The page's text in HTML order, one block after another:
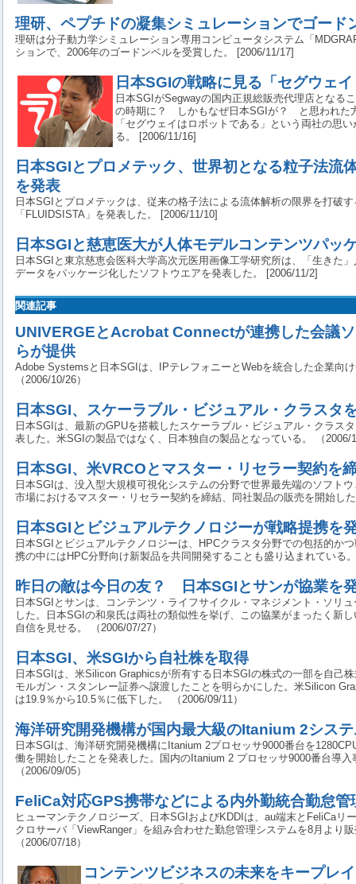
理研、ペプチドの凝集シミュレーションでゴード
理研は分子動力学シミュレーション専用コンピュータシステム「
ションで、2006年のゴードンベルを受賞した。 [2006/11/17]
日本SGIの戦略に見る「セグウェ
日本SGIがSegwayの国内正規総販売代理店となる
の時期に？ しかもなぜ日本SGIが？ と思われた
「セグウェイはロボットである」という両社の思
る。 [2006/11/16]
日本SGIとプロメテック、世界初となる粒子法流
を発表
日本SGIとプロメテックは、従来の格子法による流体解析の限界を打破
「FLUIDSISTA」を発表した。 [2006/11/10]
日本SGIと慈恵医大が人体モデルコンテンツパッ
日本SGIと東京慈恵会医科大学高次元医用画像工学研究所は、「生きた
データをパッケージ化したソフトウエアを発表した。 [2006/11/2]
関連記事
UNIVERGEとAcrobat Connectが連携した会議
らが提供
Adobe Systemsと日本SGIは、IPテレフォニーとWebを統合した企業向
（2006/10/26）
日本SGI、スケーラブル・ビジュアル・クラスタ
日本SGIは、最新のGPUを搭載したスケーラブル・ビジュアル・クラス
表した。米SGIの製品ではなく、日本独自の製品となっている。 （2006/
日本SGI、米VRCOとマスター・リセラー契約を
日本SGIは、没入型大規模可視化システムの分野で世界最先端のソフト
市場におけるマスター・リセラー契約を締結、同社製品の販売を開始し
日本SGIとビジュアルテクノロジーが戦略提携を
日本SGIとビジュアルテクノロジーは、HPCクラスタ分野での包括的か
携の中にはHPC分野向け新製品を共同開発することも盛り込まれている
昨日の敵は今日の友？ 日本SGIとサンが協業を
日本SGIとサンは、コンテンツ・ライフサイクル・マネジメント・ソリ
した。日本SGIの和泉氏は両社の類似性を挙げ、この協業がまったく新
自信を見せる。 （2006/07/27）
日本SGI、米SGIから自社株を取得
日本SGIは、米Silicon Graphicsが所有する日本SGIの株式の一部を自己
モルガン・スタンレー証券へ譲渡したことを明らかにした。米Silicon
は19.9％から10.5％に低下した。 （2006/09/11）
海洋研究開発機構が国内最大級のItanium 2シス
日本SGIは、海洋研究開発機構にItanium 2プロセッサ9000番台を
働を開始したことを発表した。国内のItanium 2 プロセッサ9000番台導入
（2006/09/05）
FeliCa対応GPS携帯などによる内外勤統合勤怠
ヒューマンテクノロジーズ、日本SGIおよびKDDIは、au端末とFeliCaリ
クロサーバ「ViewRanger」を組み合わせた勤怠管理システムを8月より
（2006/07/18）
コンテンツビジネスの未来をキープレ